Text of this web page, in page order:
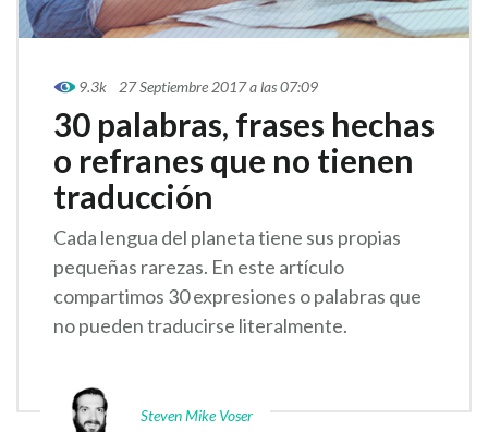
9.3k 27 Septiembre 2017 a las 07:09
30 palabras, frases hechas
o refranes que no tienen
traducción
Cada lengua del planeta tiene sus propias
pequeñas rarezas. En este artículo
compartimos 30 expresiones o palabras que
no pueden traducirse literalmente.
Steven Mike Voser